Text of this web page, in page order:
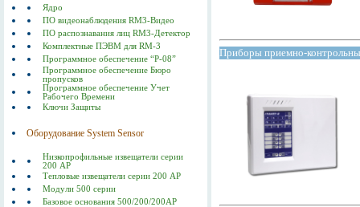
Ядро
ПО видеонаблюдения RM3-Видео
ПО распознавания лиц RM3-Детектор
Комплектные ПЭВМ для RM-3
Программное обеспечение “Р-08”
Программное обеспечение Бюро
пропусков
Программное обеспечение Учет
Рабочего Времени
Ключи Защиты
Оборудование System Sensor
Низкопрофильные извещатели серии
200 АР
Тепловые извещатели серии 200 АР
Модули 500 серии
Базовое основания 500/200/200AP
Приборы приемно-